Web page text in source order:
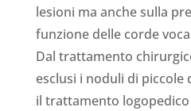
lesioni ma anche sulla
funzione delle corde
Dal trattamento
esclusi i noduli di piccole
il trattamento